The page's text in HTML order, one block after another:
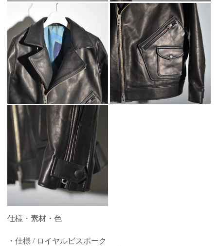
仕様・素材・色
・仕様 / ロイヤルビスポーク